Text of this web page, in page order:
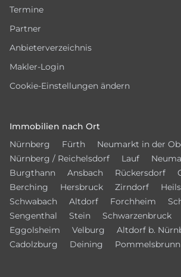
Termine
Partner
Anbieterverzeichnis
Makler-Login
Cookie-Einstellungen ändern
Immobilien nach Ort
Nürnberg
Fürth
Neumarkt in der
Nürnberg / Reichelsdorf
Lauf
Burgthann
Ansbach Rückersdorf
Berching
Hersbruck Zirndorf
Schwabach
Altdorf Forchheim
Sengenthal
Stein Schwarzenbruck
Eggolsheim
Velburg
Altdorf b.
Cadolzburg
Deining Pommelsbrunn